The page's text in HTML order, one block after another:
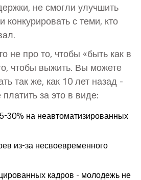
не смогли улучшить
конкурировать с теми, кто
не про то, чтобы «быть как в
чтобы выжить. Вы можете
так же, как 10 лет назад -
за это в виде:
30% на неавтоматизированных
из-за несвоевременного
кадров - молодежь не